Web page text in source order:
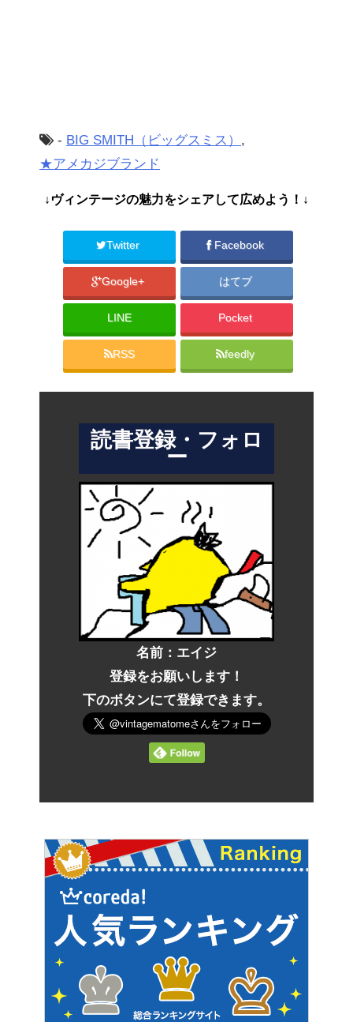
- BIG SMITH（ビッグスミス） ,
★アメカジブランド
↓ヴィンテージの魅力をシェアして広めよう！↓
Twitter Facebook
Google+ はてブ
LINE Pocket
RSS feedly
読書登録・フォロ
ー
名前： エイジ
登録をお願いします！
下のボタンにて登録できます。